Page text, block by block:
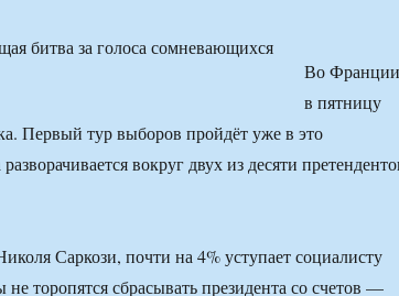
Во Франции
в пятницу
Первый тур выборов пройдёт уже в это
вокруг двух из десяти
Саркози, почти на 4% уступает социалисту
торопятся сбрасывать президента со счетов —